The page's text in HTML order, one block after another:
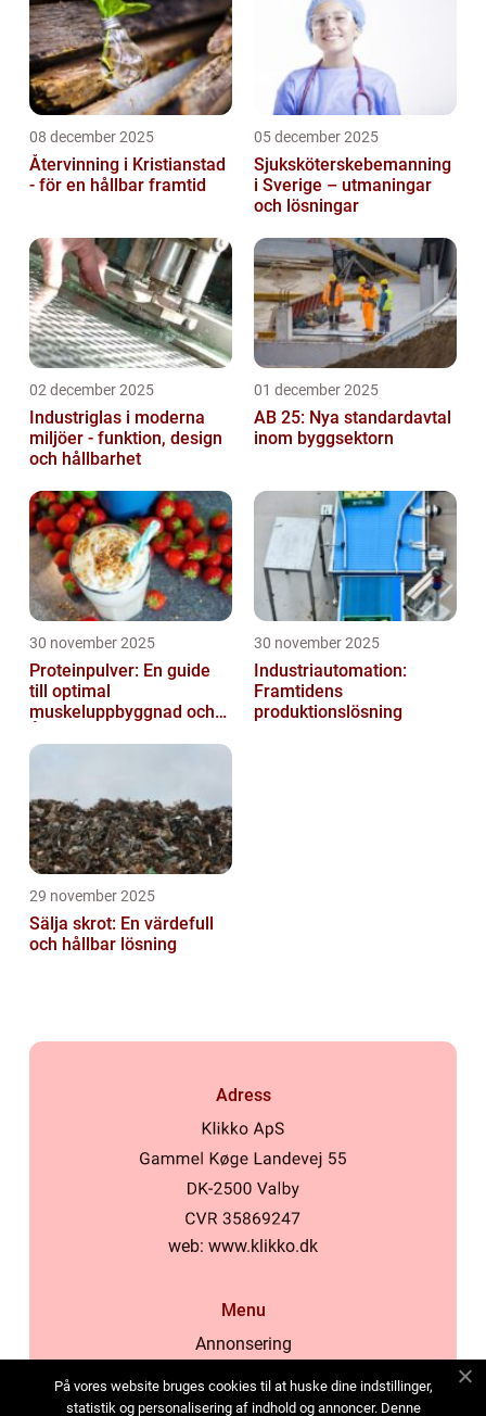
08 december 2025
Återvinning i Kristianstad
- för en hållbar framtid
05 december 2025
Sjuksköterskebemanning
i Sverige – utmaningar
och lösningar
02 december 2025
Industriglas i moderna
miljöer - funktion, design
och hållbarhet
01 december 2025
AB 25: Nya standardavtal
inom byggsektorn
30 november 2025
Proteinpulver: En guide
till optimal
muskeluppbyggnad och
30 november 2025
Industriautomation:
Framtidens
produktionslösning
29 november 2025
Sälja skrot: En värdefull
och hållbar lösning
Adress
web: www.klikko.dk
Menu
Annonsering
Cookies
På vores website bruges cookies til at huske dine indstillinger,
statistik og personalisering af indhold og annoncer. Denne